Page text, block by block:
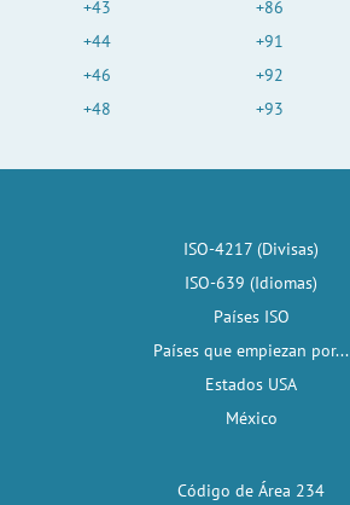
+43
+44
+46
+48
+86
+91
+92
+93
ISO-4217 (Divisas)
ISO-639 (Idiomas)
Países ISO
Países que empiezan por...
Estados USA
México
Código de Área 234